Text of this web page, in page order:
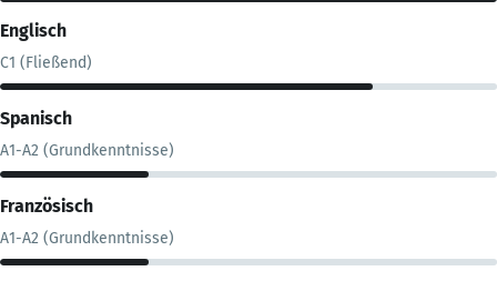
Englisch
C1 (Fließend)
Spanisch
A1-A2 (Grundkenntnisse)
Französisch
A1-A2 (Grundkenntnisse)